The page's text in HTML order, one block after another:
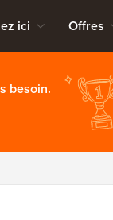
ici Offres
besoin.